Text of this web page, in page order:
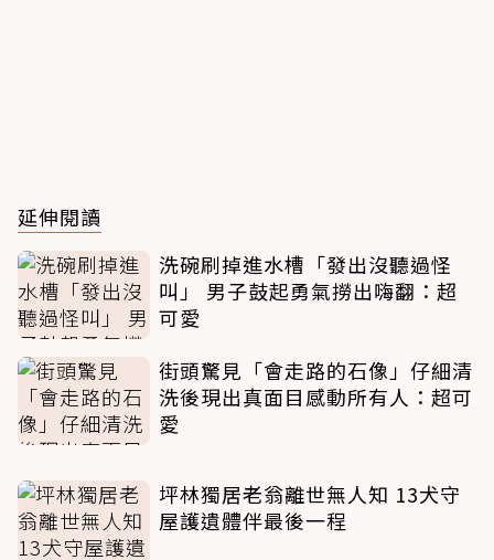
延伸閱讀
洗碗刷掉進水槽「發出沒聽過怪
叫」 男子鼓起勇氣撈出嗨翻：超
可愛
街頭驚見「會走路的石像」仔細清
洗後現出真面目感動所有人：超可
愛
坪林獨居老翁離世無人知 13犬守
屋護遺體伴最後一程